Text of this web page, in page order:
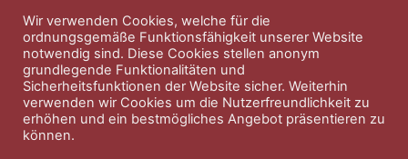
Impressum Nutzungsbedingungen
Datenschutzerklärung Therapeutenkatalog Über uns
Wir verwenden Cookies, welche für die
ordnungsgemäße Funktionsfähigkeit unserer Website
notwendig sind. Diese Cookies stellen anonym
grundlegende Funktionalitäten und
Sicherheitsfunktionen der Website sicher. Weiterhin
verwenden wir Cookies um die Nutzerfreundlichkeit zu
erhöhen und ein bestmögliches Angebot präsentieren zu
können.